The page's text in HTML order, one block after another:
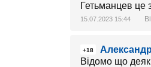
Гетьманцев це
15.07.2023 15:44
+18
Відомо що